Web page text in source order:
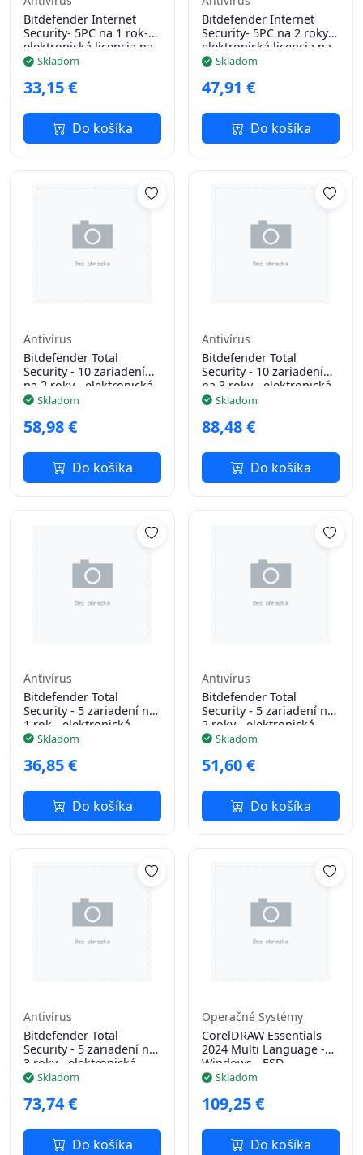
Bitdefender Internet
Security- 5PC na 1 rok-
elektronická licencia na
e-mail
Skladom
33,15 €
Do košíka
Bitdefender Internet
Security- 5PC na 2 roky-
elektronická licencia na
e-mail
Skladom
47,91 €
Do košíka
Antivírus
Bitdefender Total
Security - 10 zariadení
na 2 roky - elektronická
licencia na e-mail
Skladom
58,98 €
Do košíka
Antivírus
Bitdefender Total
Security - 10 zariadení
na 3 roky - elektronická
licencia na e-mail
Skladom
88,48 €
Do košíka
Antivírus
Bitdefender Total
Security - 5 zariadení na
1 rok - elektronická
licencia na e-mail
Skladom
36,85 €
Do košíka
Antivírus
Bitdefender Total
Security - 5 zariadení na
2 roky - elektronická
licencia na e-mail
Skladom
51,60 €
Do košíka
Antivírus
Bitdefender Total
Security - 5 zariadení na
3 roky - elektronická
licencia na e-mail
Skladom
73,74 €
Do košíka
Operačné Systémy
CorelDRAW Essentials
2024 Multi Language -
Windows - ESD
Skladom
109,25 €
Do košíka